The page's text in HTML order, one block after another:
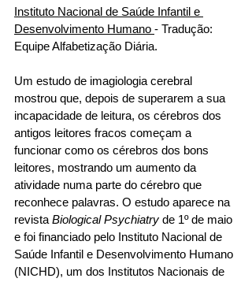
Instituto Nacional de Saúde Infantil e
Desenvolvimento Humano - Tradução:
Equipe Alfabetização Diária.
Um estudo de imagiologia cerebral
mostrou que, depois de superarem a sua
incapacidade de leitura, os cérebros dos
antigos leitores fracos começam a
funcionar como os cérebros dos bons
leitores, mostrando um aumento da
atividade numa parte do cérebro que
reconhece palavras. O estudo aparece na
revista Biological Psychiatry de 1º de maio
e foi financiado pelo Instituto Nacional de
Saúde Infantil e Desenvolvimento Humano
(NICHD), um dos Institutos Nacionais de